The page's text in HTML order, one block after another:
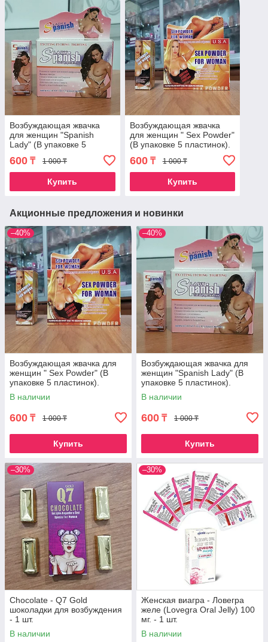
Возбуждающая жвачка
для женщин "Spanish
Lady" (В упаковке 5
пластинок).
600 ₸ 1 000 ₸
Купить
Возбуждающая жвачка
для женщин " Sex Powder"
(В упаковке 5 пластинок).
600₸ 1 000 ₸
Купить
Акционные предложения и новинки
–40%
Возбуждающая жвачка для
женщин " Sex Powder" (В
упаковке 5 пластинок).
В наличии
600 ₸ 1 000 ₸
Купить
–40%
Возбуждающая жвачка для
женщин "Spanish Lady" (В
упаковке 5 пластинок).
В наличии
600 ₸ 1 000 ₸
Купить
–30%
Chocolate - Q7 Gold
шоколадки для возбуждения
- 1 шт.
В наличии
–30%
Женская виагра - Ловегра
желе (Lovegra Oral Jelly) 100
мг. - 1 шт.
В наличии